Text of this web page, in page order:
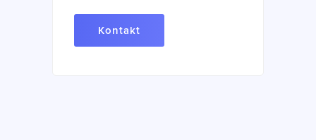
Kontakt